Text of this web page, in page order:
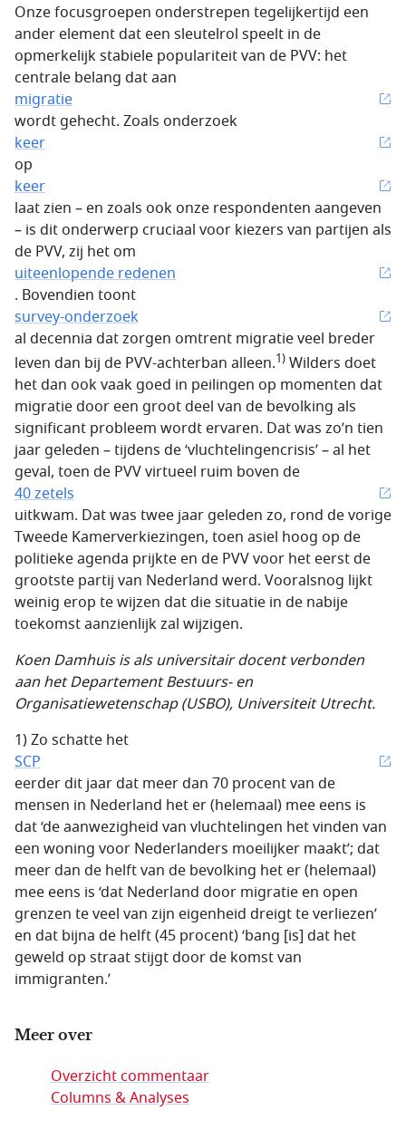
Onze focusgroepen onderstrepen tegelijkertijd een
ander element dat een sleutelrol speelt in de
opmerkelijk stabiele populariteit van de PVV: het
centrale belang dat aan
migratie
wordt gehecht. Zoals onderzoek
keer
op
keer
laat zien – en zoals ook onze respondenten aangeven
– is dit onderwerp cruciaal voor kiezers van partijen als
de PVV, zij het om
uiteenlopende redenen
. Bovendien toont
survey-onderzoek
al decennia dat zorgen omtrent migratie veel breder
leven dan bij de PVV-achterban alleen.1) Wilders doet
het dan ook vaak goed in peilingen op momenten dat
migratie door een groot deel van de bevolking als
significant probleem wordt ervaren. Dat was zo’n tien
jaar geleden – tijdens de ‘vluchtelingencrisis’ – al het
geval, toen de PVV virtueel ruim boven de
40 zetels
uitkwam. Dat was twee jaar geleden zo, rond de vorige
Tweede Kamerverkiezingen, toen asiel hoog op de
politieke agenda prijkte en de PVV voor het eerst de
grootste partij van Nederland werd. Vooralsnog lijkt
weinig erop te wijzen dat die situatie in de nabije
toekomst aanzienlijk zal wijzigen.
Koen Damhuis is als universitair docent verbonden
aan het Departement Bestuurs- en
Organisatiewetenschap (USBO), Universiteit Utrecht.
1) Zo schatte het
SCP
eerder dit jaar dat meer dan 70 procent van de
mensen in Nederland het er (helemaal) mee eens is
dat ‘de aanwezigheid van vluchtelingen het vinden van
een woning voor Nederlanders moeilijker maakt’; dat
meer dan de helft van de bevolking het er (helemaal)
mee eens is ‘dat Nederland door migratie en open
grenzen te veel van zijn eigenheid dreigt te verliezen’
en dat bijna de helft (45 procent) ‘bang [is] dat het
geweld op straat stijgt door de komst van
immigranten.’
Meer over
Overzicht commentaar
Columns & Analyses